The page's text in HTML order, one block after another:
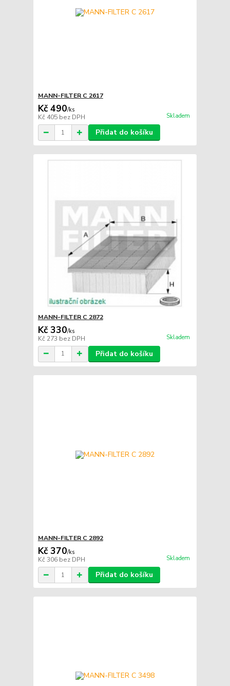
MANN-FILTER C 2617
Kč 490/ks
Kč 405 bez DPH Skladem
Přidat do košíku
MANN-FILTER C 2872
Kč 330/ks
Kč 273 bez DPH Skladem
Přidat do košíku
MANN-FILTER C 2892
Kč 370/ks
Kč 306 bez DPH Skladem
Přidat do košíku